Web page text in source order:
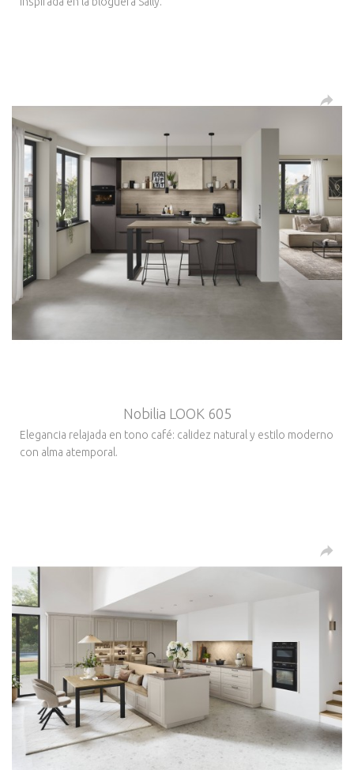
Nobilia LOOK 605
Elegancia relajada en tono café: calidez natural y estilo moderno
con alma atemporal.